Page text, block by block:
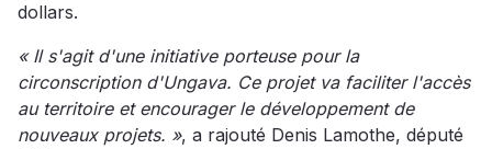
dollars.
« Il s'agit d'une initiative porteuse pour la
circonscription d'Ungava. Ce projet va faciliter l'accès
au territoire et encourager le développement de
nouveaux projets. », a rajouté Denis Lamothe, député